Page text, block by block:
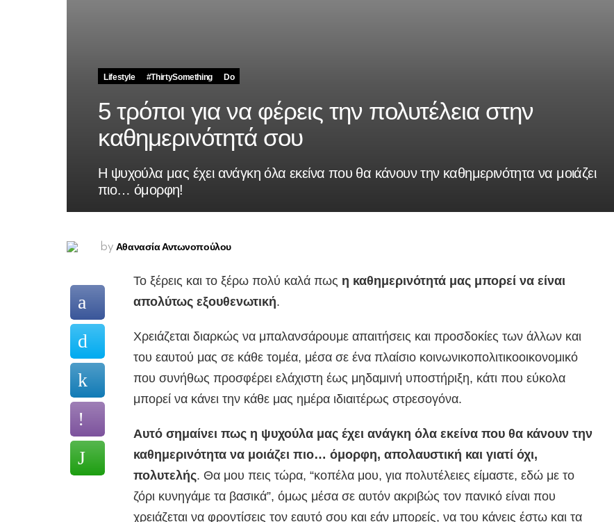
Lifestyle #ThirtySomething Do
5 τρόποι για να φέρεις την πολυτέλεια στην
καθημερινότητά σου
Η ψυχούλα μας έχει ανάγκη όλα εκείνα που θα κάνουν την καθημερινότητα να μοιάζει
πιο… όμορφη!
by Αθανασία Αντωνοπούλου
Το ξέρεις και το ξέρω πολύ καλά πως η καθημερινότητά μας μπορεί να είναι
απολύτως εξουθενωτική.
Χρειάζεται διαρκώς να μπαλανσάρουμε απαιτήσεις και προσδοκίες των άλλων και
του εαυτού μας σε κάθε τομέα, μέσα σε ένα πλαίσιο κοινωνικοπολιτικοοικονομικό
που συνήθως προσφέρει ελάχιστη έως μηδαμινή υποστήριξη, κάτι που εύκολα
μπορεί να κάνει την κάθε μας ημέρα ιδιαιτέρως στρεσογόνα.
Αυτό σημαίνει πως η ψυχούλα μας έχει ανάγκη όλα εκείνα που θα κάνουν την
καθημερινότητα να μοιάζει πιο… όμορφη, απολαυστική και γιατί όχι,
πολυτελής. Θα μου πεις τώρα, “κοπέλα μου, για πολυτέλειες είμαστε, εδώ με το
ζόρι κυνηγάμε τα βασικά”, όμως μέσα σε αυτόν ακριβώς τον πανικό είναι που
χρειάζεται να φροντίσεις τον εαυτό σου και εάν μπορείς, να του κάνεις έστω και τα